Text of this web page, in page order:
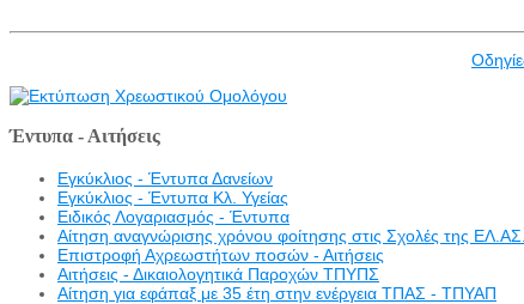
Έντυπα - Αιτήσεις
Εγκύκλιος - Έντυπα Δανείων
Εγκύκλιος - Έντυπα Κλ. Υγείας
Eιδικός Λογαριασμός - Έντυπα
Αίτηση αναγνώρισης χρόνου φοίτησης στις Σχολές της ΕΛ.ΑΣ.
Επιστροφή Αχρεωστήτων ποσών - Αιτήσεις
Αιτήσεις - Δικαιολογητικά Παροχών ΤΠΥΠΣ
Αίτηση για εφάπαξ με 35 έτη στην ενέργεια ΤΠΑΣ - ΤΠΥΑΠ